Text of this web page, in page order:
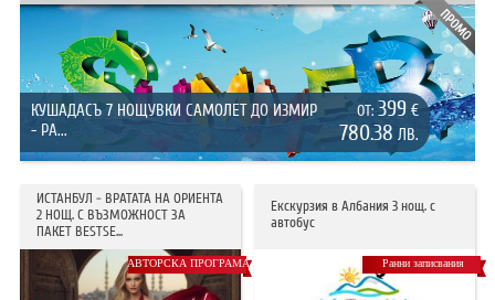
КУШАДАСЪ 7 НОЩУВКИ САМОЛЕТ ДО ИЗМИР
- РА...
ОТ: 399 €
780.38 ЛВ.
ИСТАНБУЛ - ВРАТАТА НА ОРИЕНТА
2 НОЩ. С ВЪЗМОЖНОСТ ЗА
ПАКЕТ BESTSE...
АВТОРСКА ПРОГРАМА
Екскурзия в Албания 3 нощ. с
автобус
Ранни записвания